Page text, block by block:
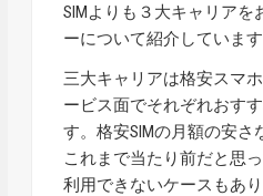
SIMよりも３大キャリア
ーについて紹介しています
三大キャリアは格安スマ
ービス面でそれぞれおす
す。格安SIMの月額の安さ
これまで当たり前だと思
利用できないケースもあ